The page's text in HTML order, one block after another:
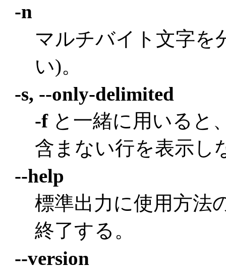
-n
マルチバイト文字を
い)。
-s, --only-delimited
-fと一緒に用いると
含まない行を表示し
--help
標準出力に使用方法
終了する。
--version